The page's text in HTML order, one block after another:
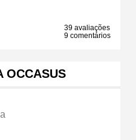
39 avaliações
9 comentários
OCCASUS